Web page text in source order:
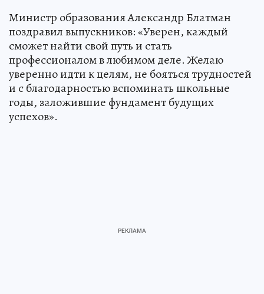
Министр образования Александр Блатман
поздравил выпускников: «Уверен, каждый
сможет найти свой путь и стать
профессионалом в любимом деле. Желаю
уверенно идти к целям, не бояться трудностей
и с благодарностью вспоминать школьные
годы, заложившие фундамент будущих
успехов».